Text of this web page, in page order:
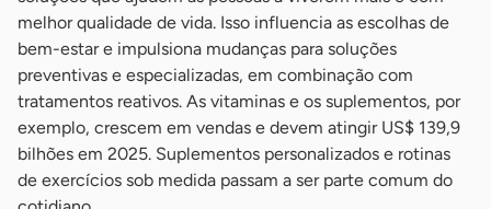
melhor qualidade de vida. Isso influencia as escolhas de
bem-estar e impulsiona mudanças para soluções
preventivas e especializadas, em combinação com
tratamentos reativos. As vitaminas e os suplementos, por
exemplo, crescem em vendas e devem atingir US$ 139,9
bilhões em 2025. Suplementos personalizados e rotinas
de exercícios sob medida passam a ser parte comum do